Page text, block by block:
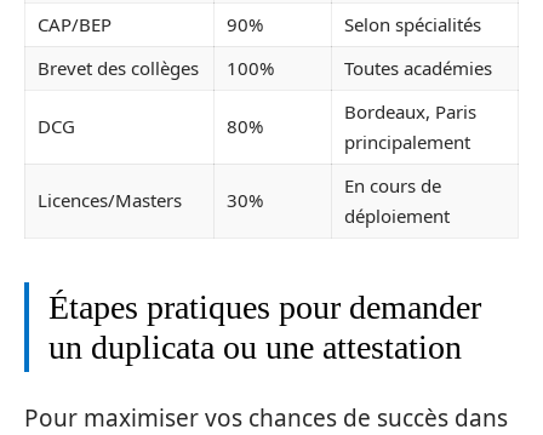
CAP/BEP
90%
Selon spécialités
Brevet des collèges
100% Toutes académies
DCG 80%
Bordeaux, Paris
principalement
Licences/Masters 30%
En cours de
déploiement
Étapes pratiques pour demander
un duplicata ou une attestation
Pour maximiser vos chances de succès dans